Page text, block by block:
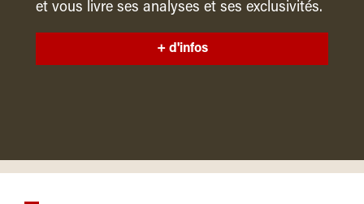
et vous livre ses analyses et ses exclusivités.
+ d'infos